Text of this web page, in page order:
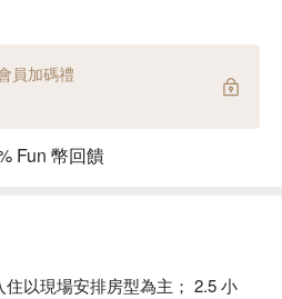
員加碼禮
Fun 幣回饋
住以現場安排房型為主； 2.5 小